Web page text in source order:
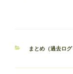
カ
まとめ（過去ログ